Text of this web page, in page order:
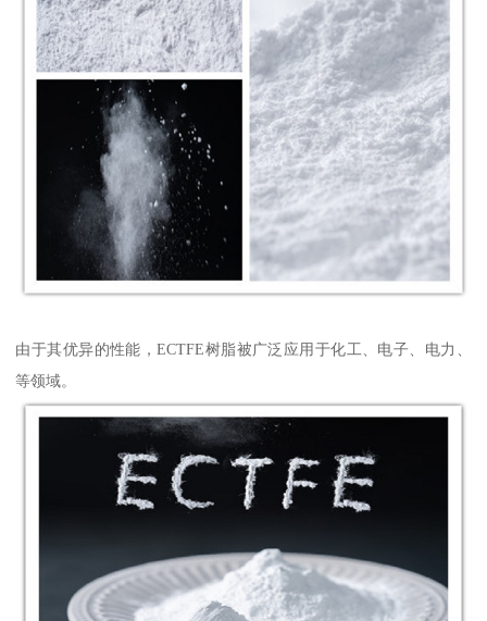
由于其优异的性能，ECTFE树脂被广泛应用于化工、电子、电力、
等领域。